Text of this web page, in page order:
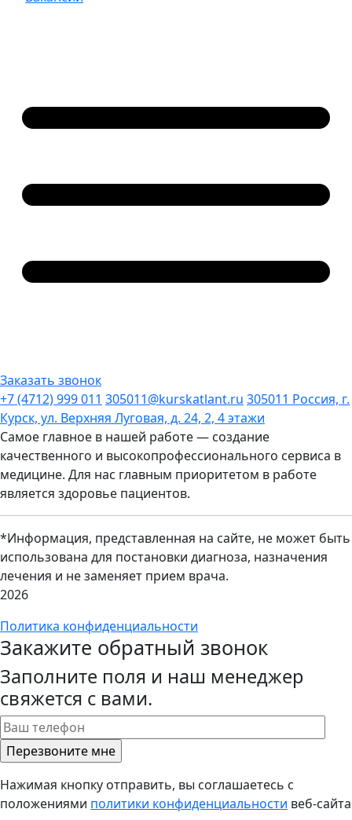
Заказать звонок
+7 (4712) 999 011 305011@kurskatlant.ru 305011 Россия, г.
Курск, ул. Верхняя Луговая, д. 24, 2, 4 этажи
Самое главное в нашей работе — создание
качественного и высокопрофессионального сервиса в
медицине. Для нас главным приоритетом в работе
является здоровье пациентов.
*Информация, представленная на сайте, не может быть
использована для постановки диагноза, назначения
лечения и не заменяет прием врача.
2026
Политика конфиденциальности
Закажите обратный звонок
Заполните поля и наш менеджер
свяжется с вами.
Нажимая кнопку отправить, вы соглашаетесь с
положениями политики конфиденциальности веб-сайта